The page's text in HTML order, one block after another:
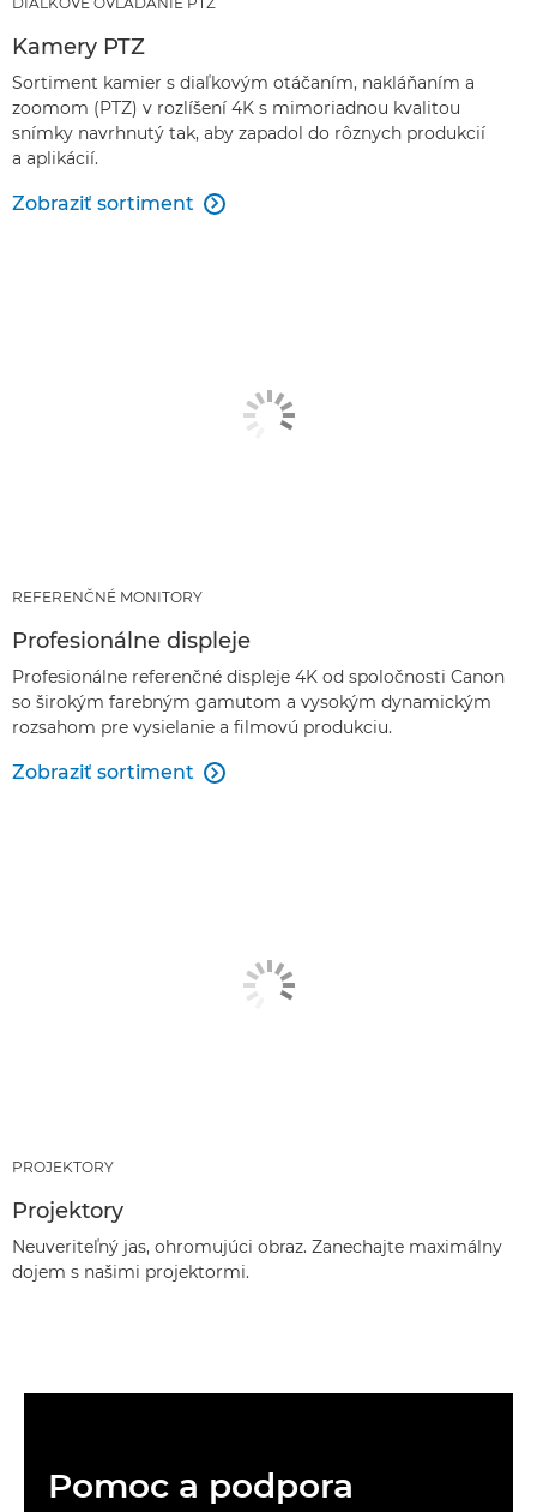
Kamery PTZ
Sortiment kamier s diaľkovým otáčaním, nakláňaním a
zoomom (PTZ) v rozlíšení 4K s mimoriadnou kvalitou
snímky navrhnutý tak, aby zapadol do rôznych produkcií
a aplikácií.
Zobraziť sortiment 
REFERENČNÉ MONITORY
Profesionálne displeje
Profesionálne referenčné displeje 4K od spoločnosti Canon
so širokým farebným gamutom a vysokým dynamickým
rozsahom pre vysielanie a filmovú produkciu.
Zobraziť sortiment 
PROJEKTORY
Projektory
Neuveriteľný jas, ohromujúci obraz. Zanechajte maximálny
dojem s našimi projektormi.
Pomoc a podpora